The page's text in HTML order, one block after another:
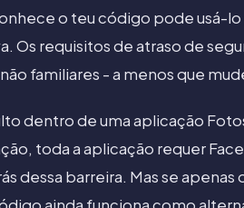
o teu código pode usá-
Os requisitos de atraso de
familiares - a menos que
dentro de uma aplicação
toda a aplicação requer
dessa barreira. Mas se